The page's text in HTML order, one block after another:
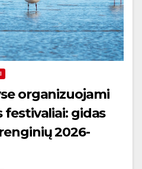
organizuojami
festivaliai: gidas
2026-